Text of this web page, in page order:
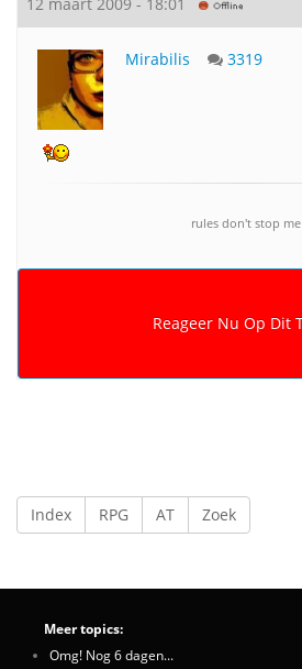
Mirabilis 3319
rules don't stop me
Index RPG AT Zoek
Meer topics:
Omg! Nog 6 dagen...